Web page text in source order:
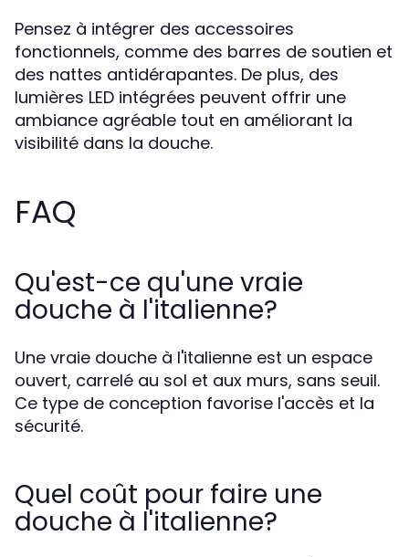
Pensez à intégrer des accessoires
fonctionnels, comme des barres de soutien et
des nattes antidérapantes. De plus, des
lumières LED intégrées peuvent offrir une
ambiance agréable tout en améliorant la
visibilité dans la douche.
FAQ
Qu'est-ce qu'une vraie
douche à l'italienne?
Une vraie douche à l'italienne est un espace
ouvert, carrelé au sol et aux murs, sans seuil.
Ce type de conception favorise l'accès et la
sécurité.
Quel coût pour faire une
douche à l'italienne?